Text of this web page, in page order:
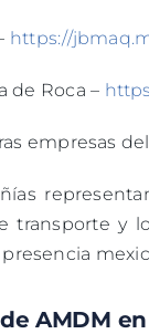
https://
de Roca –
empresas
transporte y
AMDM